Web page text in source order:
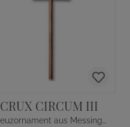
CRUX CIRCUM III
Kreuzornament aus Messing rund